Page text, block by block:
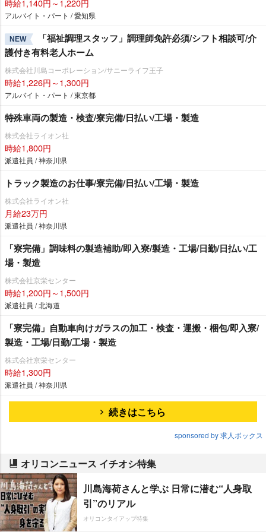
時給1,140円～1,220円
アルバイト・パート / 愛知県
NEW
「福祉調理スタッフ」調理師免許必須/シフト相談可/介
護付き有料老人ホーム
株式会社川島コーポレーション/サニーライフ王子
時給1,226円～1,300円
アルバイト・パート / 東京都
特殊車両の製造・検査/寮完備/日払い/工場・製造
株式会社ライオン社
時給1,800円
派遣社員 / 神奈川県
トラック製造のお仕事/寮完備/日払い/工場・製造
株式会社ライオン社
月給23万円
派遣社員 / 神奈川県
「寮完備」調味料の製造補助/即入寮/製造・工場/日勤/日払い/工
場・製造
株式会社京栄センター
時給1,200円～1,500円
派遣社員 / 北海道
「寮完備」自動車向けガラスの加工・検査・運搬・梱包/即入寮/
製造・工場/日勤/工場・製造
株式会社京栄センター
時給1,300円
派遣社員 / 神奈川県
続きはこちら
sponsored by 求人ボックス
オリコンニュース イチオシ特集
川島海荷さんと学ぶ 日常に潜む“人身取
引”のリアル
オリコンタイアップ特集